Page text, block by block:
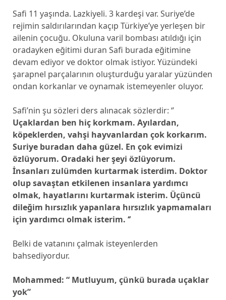
Safi 11 yaşında. Lazkiyeli. 3 kardeşi var. Suriye’de
rejimin saldırılarından kaçıp Türkiye’ye yerleşen bir
ailenin çocuğu. Okuluna varil bombası atıldığı için
oradayken eğitimi duran Safi burada eğitimine
devam ediyor ve doktor olmak istiyor. Yüzündeki
şarapnel parçalarının oluşturduğu yaralar yüzünden
ondan korkanlar ve oynamak istemeyenler oluyor.
Safi’nin şu sözleri ders alınacak sözlerdir: ‘’
Uçaklardan ben hiç korkmam. Ayılardan,
köpeklerden, vahşi hayvanlardan çok korkarım.
Suriye buradan daha güzel. En çok evimizi
özlüyorum. Oradaki her şeyi özlüyorum.
İnsanları zulümden kurtarmak isterdim. Doktor
olup savaştan etkilenen insanlara yardımcı
olmak, hayatlarını kurtarmak isterim. Üçüncü
dileğim hırsızlık yapanlara hırsızlık yapmamaları
için yardımcı olmak isterim. ‘’
Belki de vatanını çalmak isteyenlerden
bahsediyordur.
Mohammed: “ Mutluyum, çünkü burada uçaklar
yok”